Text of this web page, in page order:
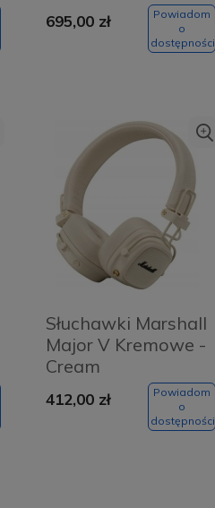
695,00 zł
Powiadom
o
dostępności
Słuchawki Marshall
Major V Kremowe -
Cream
412,00 zł
Powiadom
o
dostępności